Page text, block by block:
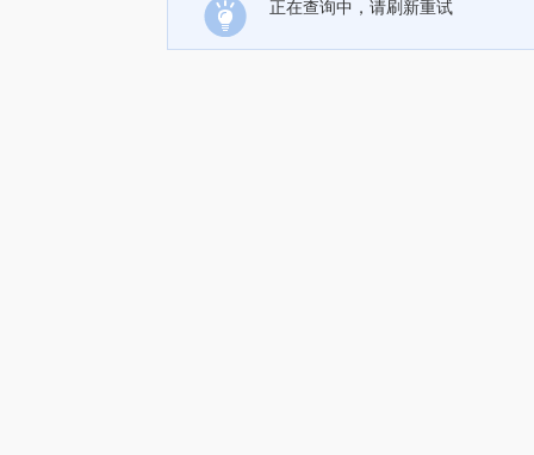
正在查询中，请刷新重试